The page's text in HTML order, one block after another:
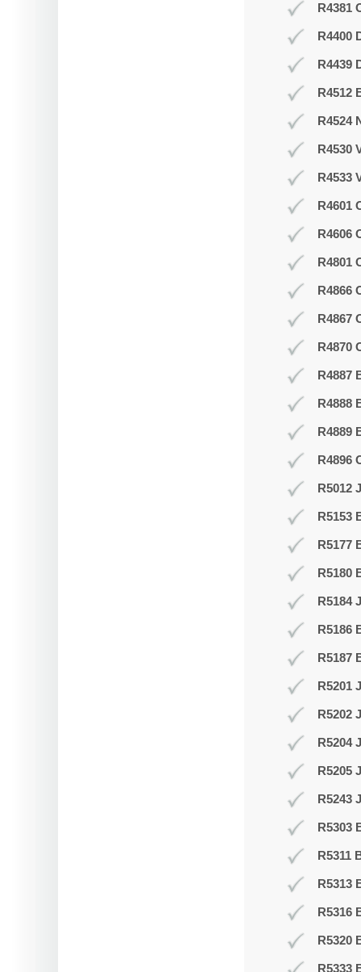
R4381
R4400
R4439
R4512
R4524
R4530
R4533
R4601
R4606
R4801
R4866
R4867
R4870
R4887
R4888
R4889
R4896
R5012
R5153
R5177
R5180
R5184
R5186
R5187
R5201
R5202
R5204
R5205
R5243
R5303
R5311
R5313
R5316
R5320
R5333